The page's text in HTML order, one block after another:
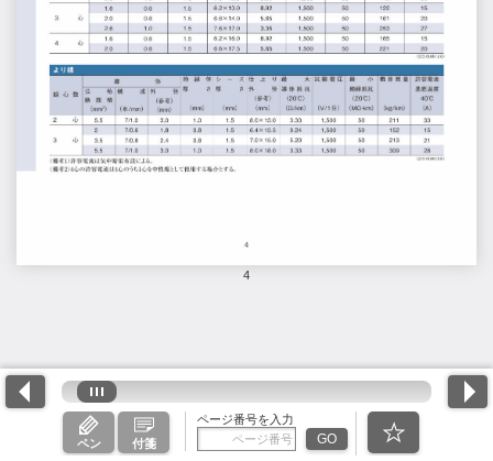
4
ペン 付箋
ページ番号を入力
GO